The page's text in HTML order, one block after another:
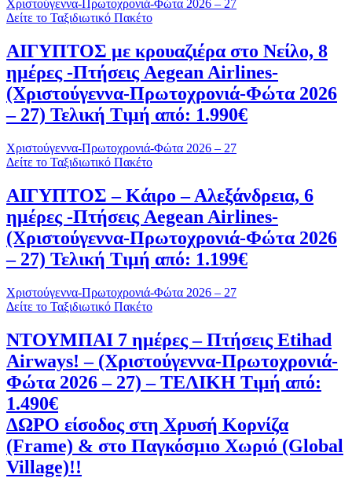
Χριστούγεννα-Πρωτοχρονιά-Φώτα 2026 – 27
Δείτε το Ταξιδιωτικό Πακέτο
ΑΙΓΥΠΤΟΣ με κρουαζιέρα στο Νείλο, 8
ημέρες -Πτήσεις Aegean Airlines-
(Χριστούγεννα-Πρωτοχρονιά-Φώτα 2026
– 27) Τελική Τιμή από: 1.990€
Χριστούγεννα-Πρωτοχρονιά-Φώτα 2026 – 27
Δείτε το Ταξιδιωτικό Πακέτο
ΑΙΓΥΠΤΟΣ – Κάιρο – Αλεξάνδρεια, 6
ημέρες -Πτήσεις Aegean Airlines-
(Χριστούγεννα-Πρωτοχρονιά-Φώτα 2026
– 27) Τελική Τιμή από: 1.199€
Χριστούγεννα-Πρωτοχρονιά-Φώτα 2026 – 27
Δείτε το Ταξιδιωτικό Πακέτο
ΝΤΟΥΜΠΑΙ 7 ημέρες – Πτήσεις Etihad
Airways! – (Χριστούγεννα-Πρωτοχρονιά-
Φώτα 2026 – 27) – ΤΕΛΙΚΗ Τιμή από:
1.490€
ΔΩΡΟ είσοδος στη Χρυσή Κορνίζα
(Frame) & στο Παγκόσμιο Χωριό (Global
Village)!!